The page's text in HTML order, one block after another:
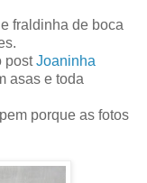
fraldinha de boca
postJoaninha
asas e toda
porque as fotos